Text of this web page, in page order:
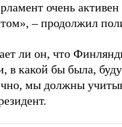
очень
– продолжил
ли он, что
в какой бы была,
мы должны